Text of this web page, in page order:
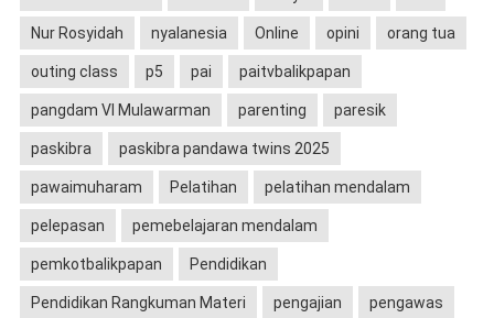
Nur Rosyidah nyalanesia Online opini orang tua
outing class p5 pai paitvbalikpapan
pangdam VI Mulawarman parenting paresik
paskibra paskibra pandawa twins 2025
pawaimuharam Pelatihan pelatihan mendalam
pelepasan pemebelajaran mendalam
pemkotbalikpapan Pendidikan
Pendidikan Rangkuman Materi pengajian pengawas